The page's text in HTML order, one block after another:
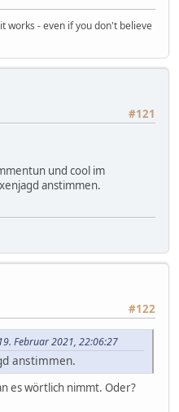
works - even if you don't believe
#121
und cool im
anstimmen.
#122
Februar 2021, 22:06:27
anstimmen.
es wörtlich nimmt. Oder?